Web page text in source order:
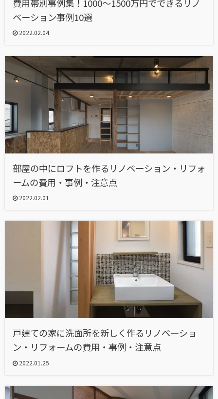
費用帯別事例集！1000～1500万円でできるリノ
ベーション事例10選
2022.02.04
部屋の中にロフトを作るリノベーション・リフォ
ームの費用・事例・注意点
2022.02.01
戸建ての家に洗面所を新しく作るリノベーショ
ン・リフォームの費用・事例・注意点
2022.01.25